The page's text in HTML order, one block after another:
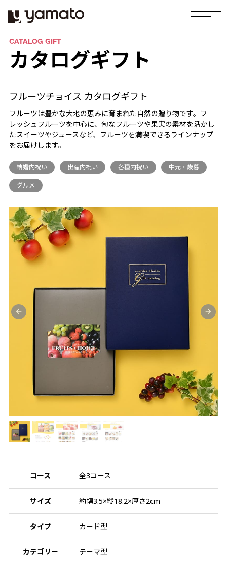
CATALOG GIFT
カタログギフト
フルーツチョイス カタログギフト
フルーツは豊かな大地の恵みに育まれた自然の贈り物です。フ
レッシュフルーツを中心に、旬なフルーツや果実の素材を活かし
たスイーツやジュースなど、フルーツを満喫できるラインナップ
をお届けします。
結婚内祝い 出産内祝い 各種内祝い 中元・歳暮
グルメ
コース 全3コース
サイズ 約幅3.5×縦18.2×厚さ2cm
タイプ カード型
カテゴリー テーマ型